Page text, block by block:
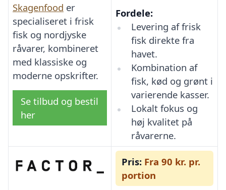
Skagenfood er
specialiseret i frisk
fisk og nordjyske
råvarer, kombineret
med klassiske og
moderne opskrifter.
Se tilbud og bestil
her
Fordele:
Levering af frisk
fisk direkte fra
havet.
Kombination af
fisk, kød og grønt i
varierende kasser.
Lokalt fokus og
høj kvalitet på
råvarerne.
Pris: Fra 90 kr. pr.
portion